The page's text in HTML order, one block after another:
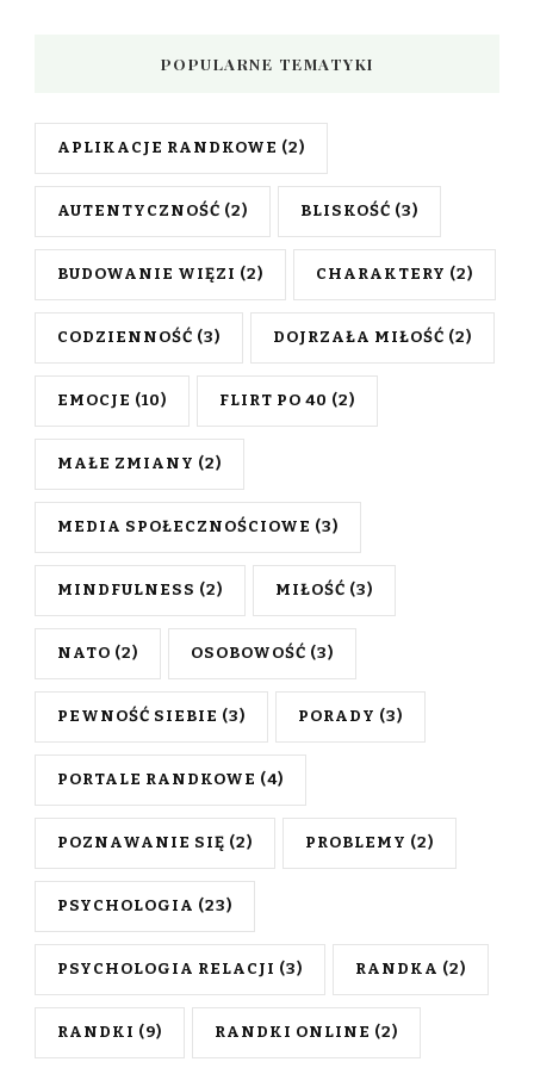
POPULARNE TEMATYKI
APLIKACJE RANDKOWE (2)
AUTENTYCZNOŚĆ (2) BLISKOŚĆ (3)
BUDOWANIE WIĘZI (2) CHARAKTERY (2)
CODZIENNOŚĆ (3) DOJRZAŁA MIŁOŚĆ (2)
EMOCJE (10) FLIRT PO 40 (2)
MAŁE ZMIANY (2)
MEDIA SPOŁECZNOŚCIOWE (3)
MINDFULNESS (2) MIŁOŚĆ (3)
NATO (2) OSOBOWOŚĆ (3)
PEWNOŚĆ SIEBIE (3) PORADY (3)
PORTALE RANDKOWE (4)
POZNAWANIE SIĘ (2) PROBLEMY (2)
PSYCHOLOGIA (23)
PSYCHOLOGIA RELACJI (3) RANDKA (2)
RANDKI (9) RANDKI ONLINE (2)